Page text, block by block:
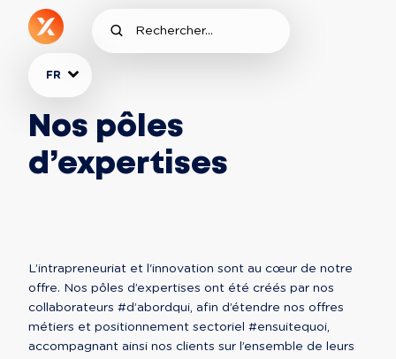
FR
Nos pôles
d’expertises
L’intrapreneuriat et l'innovation sont au cœur de notre
offre. Nos pôles d’expertises ont été créés par nos
collaborateurs #d’abordqui, afin d’étendre nos offres
métiers et positionnement sectoriel #ensuitequoi,
accompagnant ainsi nos clients sur l’ensemble de leurs